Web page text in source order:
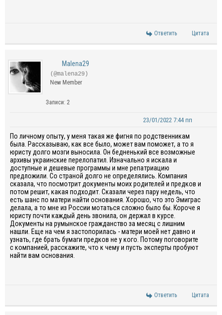
Ответить Цитата
Malena29
(@malena29)
New Member
Записи: 2
23/01/2022 7:44 пп
По личному опыту, у меня такая же фигня по родственникам
была. Рассказываю, как все было, может вам поможет, а то я
юристу долго мозги выносила. Он бедненький все возможные
архивы украинские перелопатил. Изначально я искала и
доступные и дешевые программы и мне репатриацию
предложили. Со страной долго не определялись. Компания
сказала, что посмотрит документы моих родителей и предков и
потом решит, какая подходит. Сказали через пару недель, что
есть шанс по матери найти основания. Хорошо, что это Эмиграс
делала, а то мне из России мотаться сложно было бы. Короче я
юристу почти каждый день звонила, он держал в курсе.
Документы на румынское гражданство за месяц с лишним
нашли. Еще на чем я застопорилась - матери моей нет давно и
узнать, где брать бумаги предков не у кого. Потому поговорите
с компанией, расскажите, что к чему и пусть эксперты пробуют
найти вам основания.
Ответить Цитата